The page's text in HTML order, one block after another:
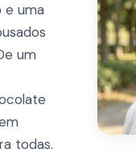
e uma
um
todas.